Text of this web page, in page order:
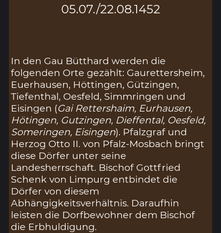
05.07./22.08.1452
In den Gau Bütthard werden die
folgenden Orte gezählt: Gaurettersheim,
Euerhausen, Höttingen, Gützingen,
Tiefenthal, Oesfeld, Simmringen und
Eisingen (Gai Rettershaim, Eurhausen,
Hötingen, Gutzingen, Dieffental, Oesfeld,
Someringen, Eisingen). Pfalzgraf und
Herzog Otto II. von Pfalz-Mosbach bringt
diese Dörfer unter seine
Landesherrschaft. Bischof Gottfried
Schenk von Limpurg entbindet die
Dörfer von diesem
Abhängigkeitsverhältnis. Daraufhin
leisten die Dorfbewohner dem Bischof
die Erbhuldigung.